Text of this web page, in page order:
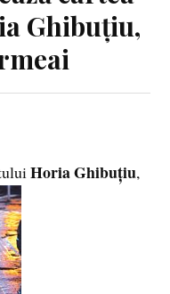
Ghibuțiu,
Horia Ghibuțiu,